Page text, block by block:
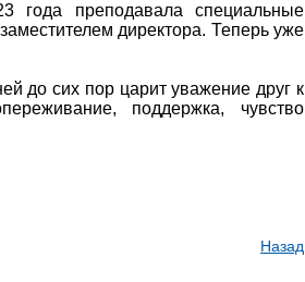
года преподавала специальные
директора. Теперь уже
до сих пор царит уважение друг к
поддержка, чувство
Назад